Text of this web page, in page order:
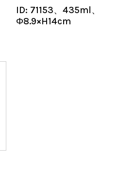
ID: 71153、435ml、
Φ8.9×H14cm